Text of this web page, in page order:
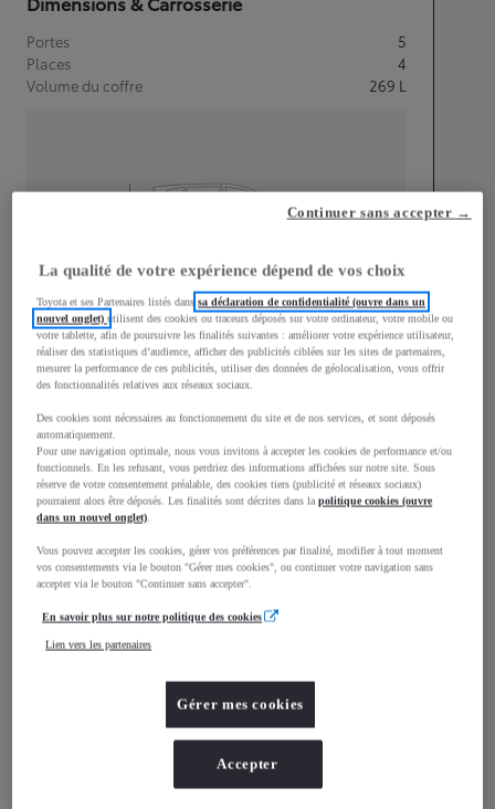
Portes
5
Places
4
Volume du coffre
269 L
Longueur
3 700mm
1 740mm
Consommation mixte
Consommation mixte
Émissions CO2
La qualité de votre expérience dépend de vos choix
Toyota et ses Partenaires listés danssa déclaration de confidentialité (ouvre dans un
nouvel onglet)utilisent des cookies ou traceurs déposés sur votre ordinateur, votre mobile ou
votre tablette, afin de poursuivre les finalités suivantes : améliorer votre expérience utilisateur,
réaliser des statistiques d’audience, afficher des publicités ciblées sur les sites de partenaires,
mesurer la performance de ces publicités, utiliser des données de géolocalisation, vous offrir
des fonctionnalités relatives aux réseaux sociaux.
Des cookies sont nécessaires au fonctionnement du site et de nos services, et sont déposés
automatiquement.
Pour une navigation optimale, nous vous invitons à accepter les cookies de performance et/ou
fonctionnels. En les refusant, vous perdriez des informations affichées sur notre site. Sous
réserve de votre consentement préalable, des cookies tiers (publicité et réseaux sociaux)
pourraient alors être déposés. Les finalités sont décrites dans lapolitique cookies (ouvre
dans un nouvel onglet).
Vous pouvez accepter les cookies, gérer vos préférences par finalité, modifier à tout moment
vos consentements via le bouton "Gérer mes cookies", ou continuer votre navigation sans
accepter via le bouton "Continuer sans accepter".
En savoir plus sur notre politique des cookies
Lien vers les partenaires
Gérer mes cookies
Continuer sans accepter →
Accepter